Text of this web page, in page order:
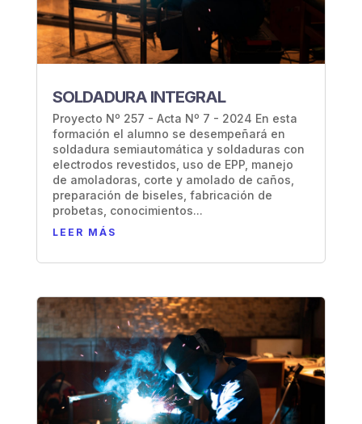
SOLDADURA INTEGRAL
Proyecto Nº 257 - Acta Nº 7 - 2024 En esta
formación el alumno se desempeñará en
soldadura semiautomática y soldaduras con
electrodos revestidos, uso de EPP, manejo
de amoladoras, corte y amolado de caños,
preparación de biseles, fabricación de
probetas, conocimientos...
LEER MÁS